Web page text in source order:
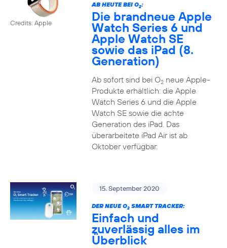
Credits: Apple
AB HEUTE BEI O2:
Die brandneue Apple
Watch Series 6 und
Apple Watch SE
sowie das iPad (8.
Generation)
Ab sofort sind bei O2neue Apple-
Produkte erhältlich: die Apple
Watch Series 6 und die Apple
Watch SE sowie die achte
Generation des iPad. Das
überarbeitete iPad Air ist ab
Oktober verfügbar.
15. September 2020
DER NEUE O2SMART TRACKER:
Einfach und
zuverlässig alles im
Überblick